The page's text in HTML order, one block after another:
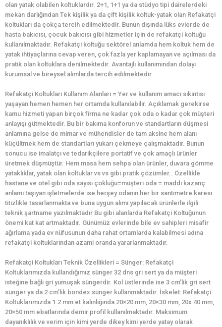
olan yatak olabilen koltuklardır. 2+1, 1+1 ya da stüdyo tipi dairelerdeki
mekan darlığından Tek kişilik ya da çift kişilik koltuk-yatak olan Refakatçi
koltukları da çokça tercih edilmektedir. Bunun dışında lüks evlerde de
hasta bakıcısı, çocuk bakıcısı gibi hizmetler için de refakatçi koltuğu
kullanılmaktadır. Refakatçi koltuğu sektörel anlamda hem koltuk hem de
yatak ihtiyaçlarına cevap veren, çok fazla yer kaplamayan ve açılması da
pratik olan koltuklara denilmektedir. Avantajlı kullanımından dolayı
kurumsal ve bireysel alımlarda tercih edilmektedir.
Refakatçi Koltukları Kullanım Alanları = Yer ve kullanım amacı sıkıntısı
yaşayan hemen hemen her ortamda kullanılabilir. Açıklamak gerekirse
kamu hizmeti yapan birçok firma ne kadar çok oda o kadar çok müşteri
anlayışı gütmektedir. Bu bir bakıma konforun ve standartların düşmesi
anlamına gelse de mimar ve mühendisler de tam aksine hem alanı
küçültmek hem de standartları yukarı çekmeye çalışmaktadır. Bunun
sonucu ise imalatçı ve tedarikçilere portatif ve çok amaçlı ürünler
üretmek düşmüştür. Hem masa hem sehpa olan ürünler, duvara gömme
yataklıklar, yatak olan koltuklar vs vs gibi pratik çözümler.. Özellikle
hastane ve otel gibi oda sayısı çokluğu=müşteri oda = maddi kazanç
anlamı taşıyan işletmelerde ise herşey odanın her bir santimetre karesi
titizlikle tasarlanmakta ve buna uygun alımı yapılacak ürünlerle ilgili
teknik şartname yazılmaktadır Bu gibi alanlarda Refakatçi Koltuğunun
önemi kat kat artmaktadır. Günümüz evlerinde bile ev sahipleri misafir
ağırlama yada ev nüfusunun daha rahat ortamlarda kalabilmesi adına
refakatçi koltuklarından azami oranda yararlanmaktadır.
Refakatçi Koltukları Teknik Özellikleri = Sünger: Refakatçi
Koltuklarımızda kullandığımız sünger 32 dns gri sert ya da müşteri
isteğine bağlı gri yumuşak süngerdir. Kol üstlerinde ise 3 cm’lik gri sert
sünger ya da 2 cm’lik bondex sünger kullanmaktadır. İskelet: Refakatçi
Koltuklarımızda 1.2 mm et kalınlığında 20×20 mm, 20×30 mm, 20x 40 mm,
20×50 mm ebatlarında demir profil kullanılmaktadır. Maksimum
dayanıklılık ve verim için kimi yerde dikey kimi yerde yatay olarak